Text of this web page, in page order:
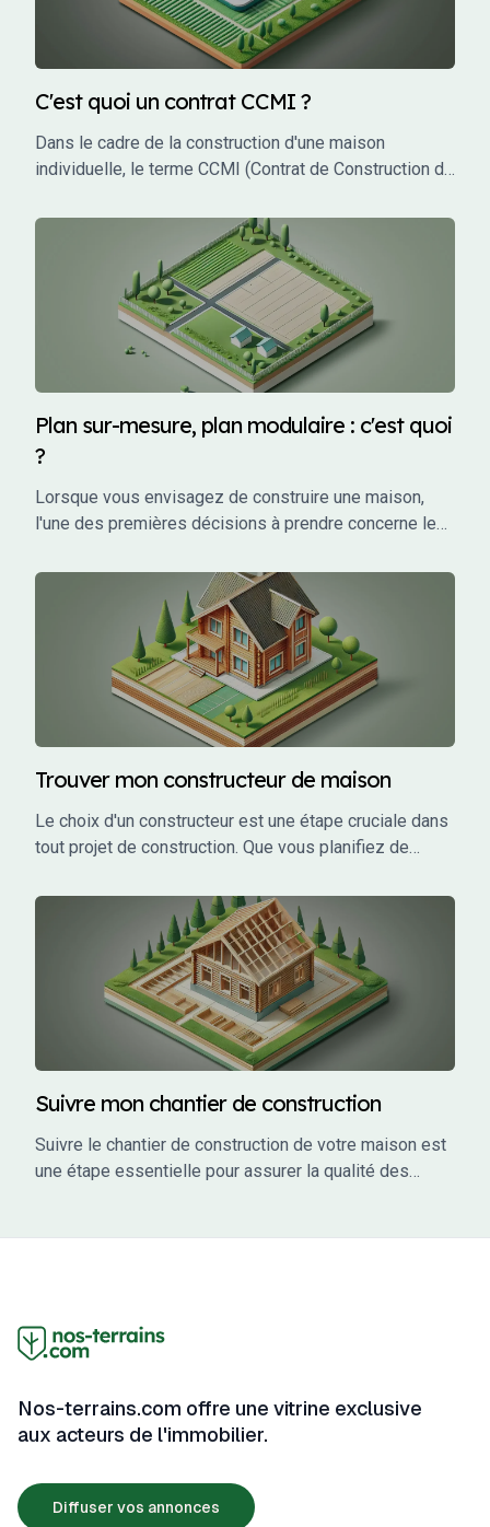
C'est quoi un contrat CCMI ?
Dans le cadre de la construction d'une maison
individuelle, le terme CCMI (Contrat de Construction de
contrat encadre les relations entre le futur propriétaire
et le constructeur, garantissant une protection juridique
et financière tout au long du projet. Mais qu'est-ce que
le CCMI exactement, et pourquoi est-il si crucial pour
les particuliers qui souhaitent faire construire leur
maison ? Cet article vous explique en détail ce qu'est
un CCMI, ses avantages, et les éléments qu'il doit
Plan sur-mesure, plan modulaire : c'est quoi
?
Lorsque vous envisagez de construire une maison,
l'une des premières décisions à prendre concerne le
parler de plans sur-mesure et de plans modulaires,
mais qu'est-ce que cela signifie exactement ?
Trouver mon constructeur de maison
Le choix d'un constructeur est une étape cruciale dans
tout projet de construction. Que vous planifiez de
commercial, ou un investissement locatif, le bon
constructeur peut faire la différence entre un projet
réussi et un cauchemar.
Suivre mon chantier de construction
Suivre le chantier de construction de votre maison est
une étape essentielle pour assurer la qualité des
pratiques, des outils et des informations pour garantir
que votre projet se déroule sans accroc.
Nos-terrains.com offre une vitrine exclusive
aux acteurs de l'immobilier.
Diffuser vos annonces